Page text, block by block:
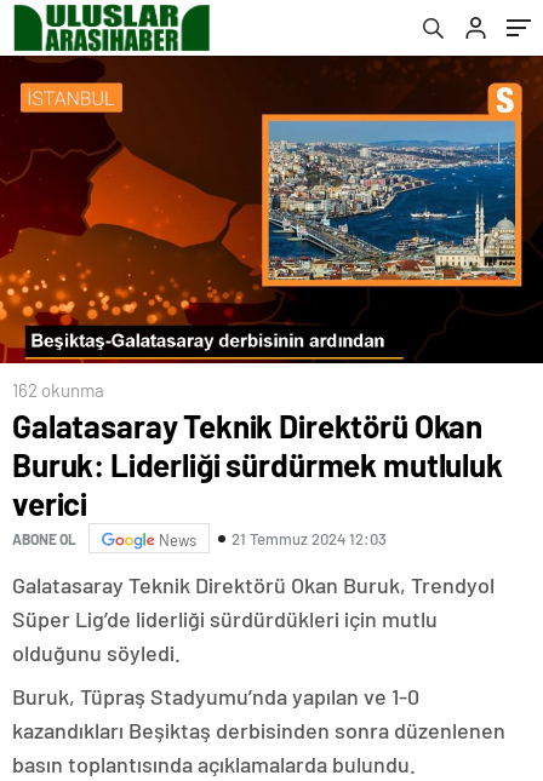
162 okunma
Galatasaray Teknik Direktörü Okan
Buruk: Liderliği sürdürmek mutluluk
verici
ABONE OL News 21 Temmuz 2024 12:03
Galatasaray Teknik Direktörü Okan Buruk, Trendyol
Süper Lig’de liderliği sürdürdükleri için mutlu
olduğunu söyledi.
Buruk, Tüpraş Stadyumu’nda yapılan ve 1-0
kazandıkları Beşiktaş derbisinden sonra düzenlenen
basın toplantısında açıklamalarda bulundu.